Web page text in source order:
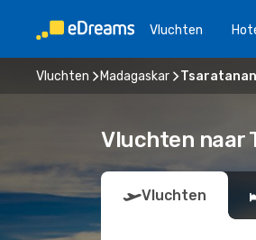
Vluchten
Vluchten Madagaskar
Vluchten naar
Vluchten